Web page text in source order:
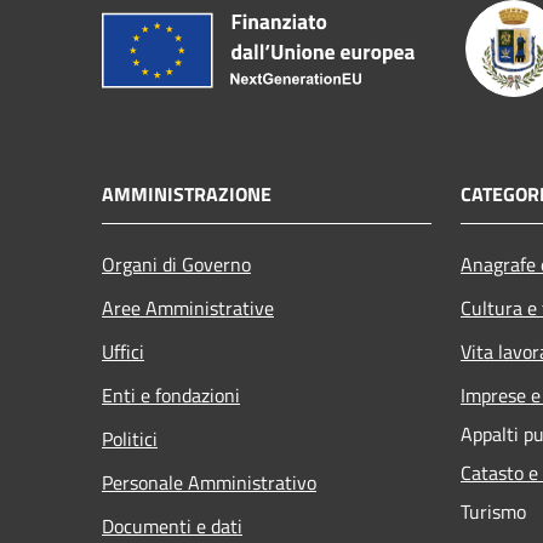
AMMINISTRAZIONE
Organi di Governo
Aree Amministrative
Uffici
Enti e fondazioni
Politici
Personale Amministrativo
Documenti e dati
Cultura
Vita
Imprese
Appalti
Catasto
Turismo